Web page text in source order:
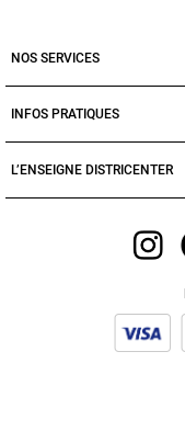
NOS SERVICES
INFOS PRATIQUES
L’ENSEIGNE DISTRICENTER